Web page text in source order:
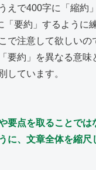
えで400字に「縮約
「要約」するように
で注意して欲しいの
要約」を異なる意味
しています。
要点を取ることでは
に、文章全体を縮尺